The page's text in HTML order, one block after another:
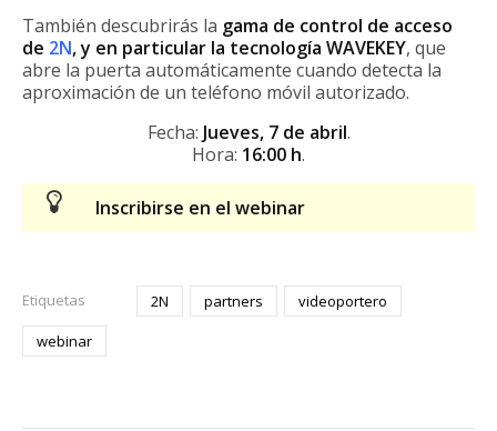
También descubrirás la gama de control de acceso
de 2N, y en particular la tecnología WAVEKEY, que
abre la puerta automáticamente cuando detecta la
aproximación de un teléfono móvil autorizado.
Fecha: Jueves, 7 de abril.
Hora: 16:00 h.
Inscribirse en el webinar
Etiquetas 2N partners
videoportero
webinar